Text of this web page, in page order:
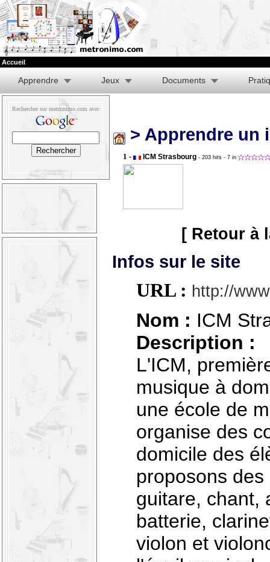
Accueil
Apprendre Jeux Documents
Rechercher sur metronimo.com avec
> Apprendre un
1 - ICM Strasbourg - 203 hits- 7 in
[ Retour à
Infos sur le site
URL : http://
Nom : ICM
Description :
L'ICM,
musique à
une école de
organise des
domicile des
proposons
guitare, chant,
batterie,
violon et